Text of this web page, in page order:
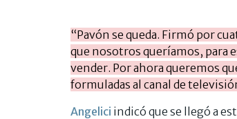
“Pavón se queda. Firmó por
que nosotros queríamos, para
vender. Por ahora queremos
formuladas al canal de
Angelici indicó que se llegó a